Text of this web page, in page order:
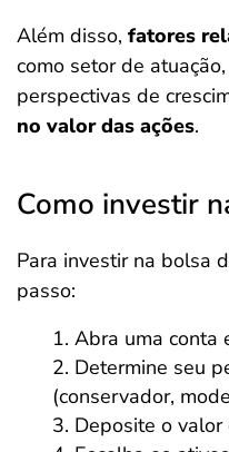
Além disso, fatores
como setor de
perspectivas de
no valor das ações.
Como investir
Para investir na bolsa
passo:
Abra uma conta
Determine seu
(conservador,
Deposite o